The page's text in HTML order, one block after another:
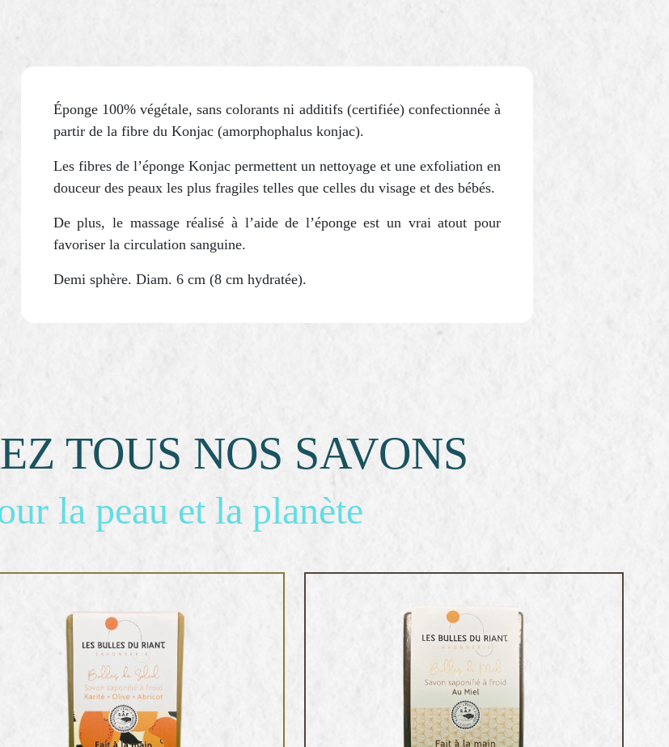
Éponge 100% végétale, sans colorants ni additifs (certifiée) confectionnée à
partir de la fibre du Konjac (amorphophalus konjac).
Les fibres de l’éponge Konjac permettent un nettoyage et une exfoliation en
douceur des peaux les plus fragiles telles que celles du visage et des bébés.
De plus, le massage réalisé à l’aide de l’éponge est un vrai atout pour
favoriser la circulation sanguine.
Demi sphère. Diam. 6 cm (8 cm hydratée).
TOUS NOS SAVONS
la peau et la planète